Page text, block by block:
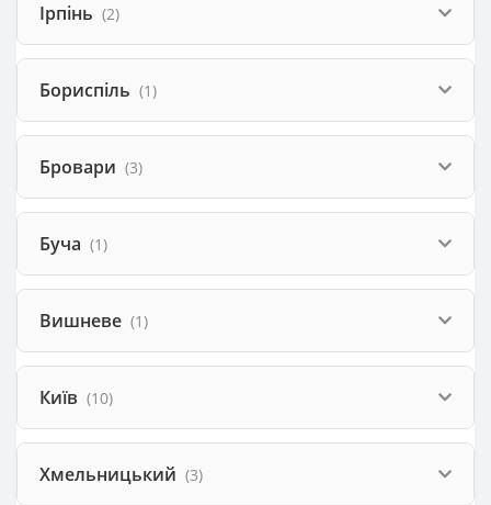
Ірпінь (2)
Бориспіль (1)
Бровари (3)
Буча (1)
Вишневе (1)
Київ (10)
Хмельницький (3)